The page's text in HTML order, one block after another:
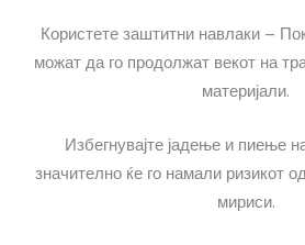
Користете заштитни навлаки –
можат да го продолжат векот на
материјали.
Избегнувајте јадење и пиење
значително ќе го намали ризикот
мириси.